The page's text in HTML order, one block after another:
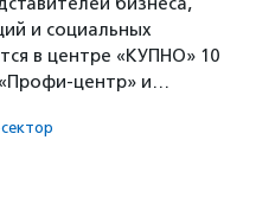
и социальных
в центре «КУПНО» 10
«Профи-центр» и…